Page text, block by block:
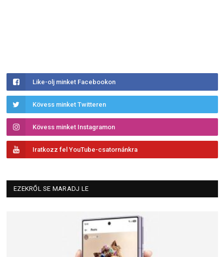
Like-olj minket Facebookon
Kövess minket Twitteren
Kövess minket Instagramon
Iratkozz fel YouTube-csatornánkra
EZEKRŐL SE MARADJ LE